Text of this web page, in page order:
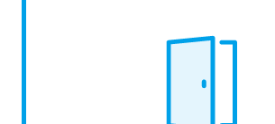
be
an